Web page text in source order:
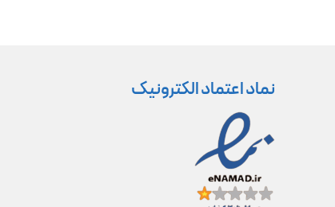
نماد اعتماد الکترونیک